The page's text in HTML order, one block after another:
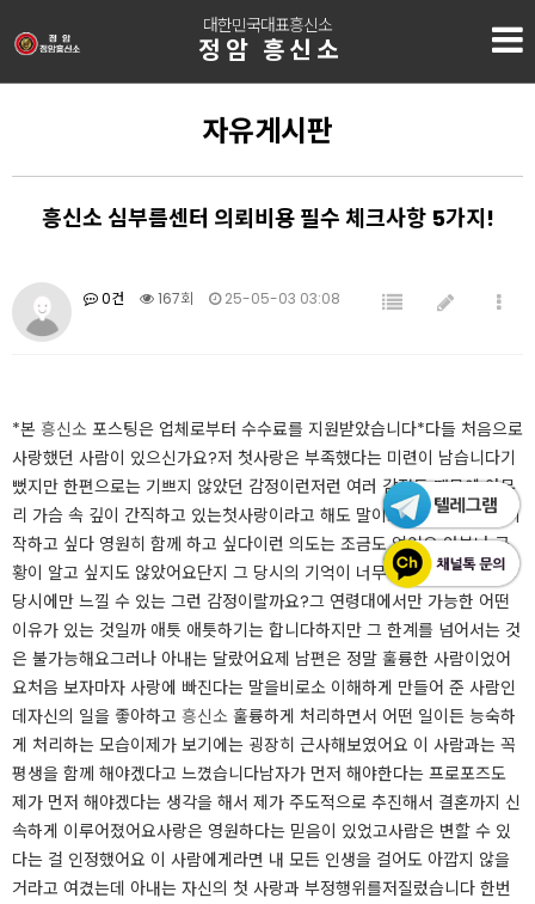
대한민국대표흥신소
정암 흥신소
자유게시판
흥신소 심부름센터 의뢰비용 필수 체크사항 5가지!
0건 167회 25-05-03 03:08
*본 흥신소 포스팅은 업체로부터 수수료를 지원받았습니다*​다들 처음으로
사랑했던 사람이 있으신가요?저 첫사랑은 부족했다는 미련이 남습니다​​기
뻤지만 한편으로는 기쁘지 않았던 감정이런저런 여러 감정들 때문에 아무
리 가슴 속 깊이 간직하고 있는​​첫사랑이라고 해도 말이죠​재회해서 다시 시
작하고 싶다 영원히 함께 하고 싶다이런 의도는 조금도 없어요 안부나 근
황이 알고 싶지도 않았어요​​단지 그 당시의 기억이 너무나도 아름다워서그
당시에만 느낄 수 있는 그런 감정이랄까요?​그 연령대에서만 가능한 어떤
이유가 있는 것일까 애틋 애틋하기는 합니다​하지만 그 한계를 넘어서는 것
은 불가능해요그러나 아내는 달랐어요​제 남편은 정말 훌륭한 사람이었어
요처음 보자마자 사랑에 빠진다는 말을비로소 이해하게 만들어 준 사람인
데​자신의 일을 좋아하고 흥신소 훌륭하게 처리하면서 어떤 일이든 능숙하
게 처리하는 모습이제가 보기에는 굉장히 근사해보였어요 이 사람과는 꼭
평생을 함께 해야겠다고 느꼈습니다​남자가 먼저 해야한다는 프로포즈도
제가 먼저 해야겠다는 생각을 해서 제가 주도적으로 추진해서 결혼까지 신
속하게 이루어졌어요​사랑은 영원하다는 믿음이 있었고사람은 변할 수 있
다는 걸 인정했어요 이 사람에게라면 내 모든 인생을 걸어도 아깝지 않을
거라고 여겼는데 아내는 자신의 첫 사랑과 부정행위를저질렀습니다 한번